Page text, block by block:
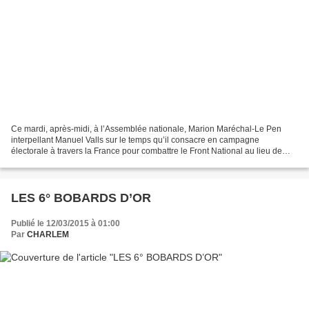
Ce mardi, après-midi, à l’Assemblée nationale, Marion Maréchal-Le Pen
interpellant Manuel Valls sur le temps qu’il consacre en campagne
électorale à travers la France pour combattre le Front National au lieu de
LES 6° BOBARDS D’OR
Publié le 12/03/2015 à 01:00
Par CHARLEM